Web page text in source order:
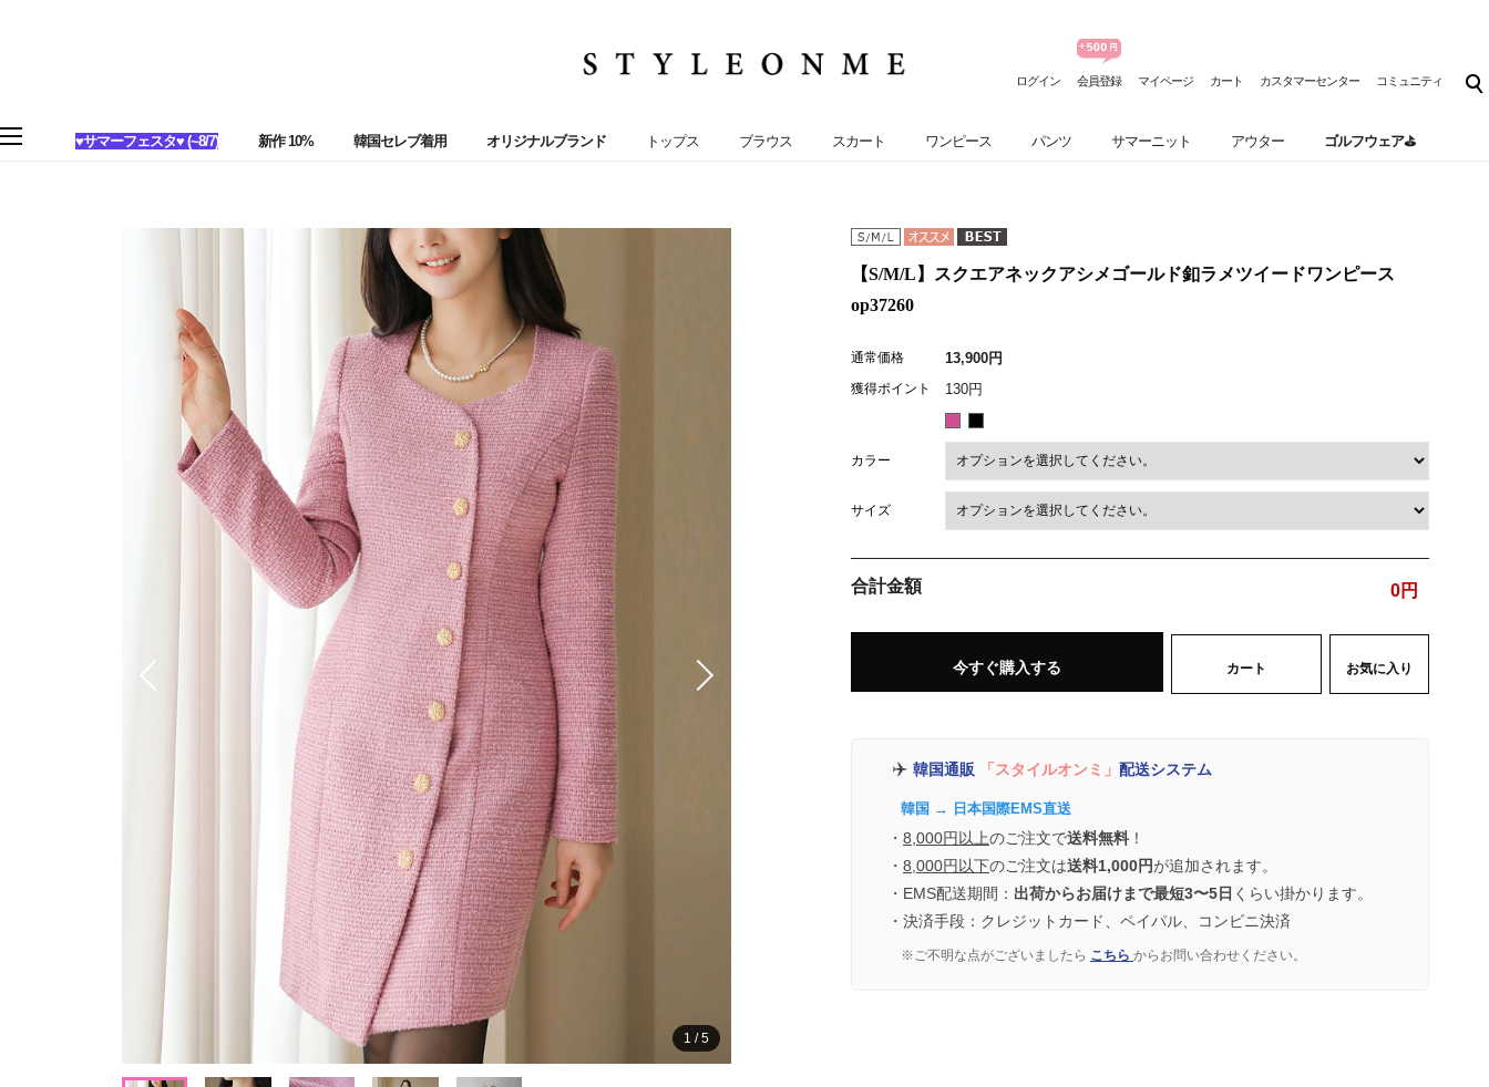
ログイン 会員登録 マイページ カート カスタマーセンター コミュニティ
♥サマーフェスタ♥ (~8/7) 新作 10% 韓国セレブ着用 オリジナルブランド トップス ブラウス スカート ワンピース パンツ サマーニット アウター ゴルフウェア⛳
1 /5
【S/M/L】スクエアネックアシメゴールド釦ラメツイードワンピース
op37260
通常価格 13,900円
獲得ポイント 130円
カラー
サイズ
合計金額 0円
今すぐ購入する カート お気に入り
✈️ 韓国通販 「スタイルオンミ」 配送システム
韓国 → 日本国際EMS直送
・ 8,000円以上のご注文で送料無料 ！
・ 8,000円以下のご注文は送料1,000円が追加されます。
・EMS配送期間： 出荷からお届けまで最短3〜5日 くらい掛かります。
・決済手段：クレジットカード、ペイパル、コンビニ決済
※ご不明な点がございましたら こちら からお問い合わせください。